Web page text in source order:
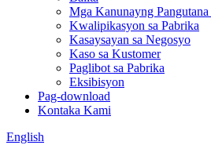
Mga Kanunayng
Kwalipikasyon sa Pabrika
Kasaysayan sa Negosyo
Kaso sa Kustomer
Paglibot sa Pabrika
Eksibisyon
Pag-download
Kontaka Kami
English